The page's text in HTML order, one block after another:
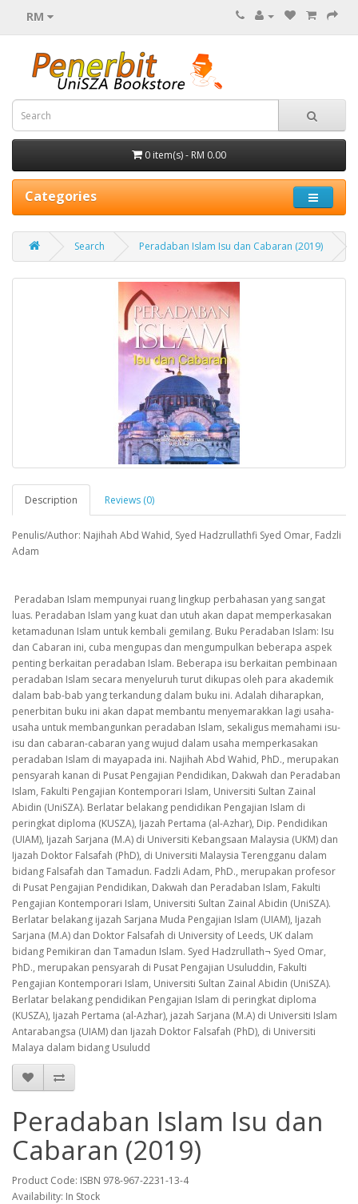
RM
0 item(s) - RM 0.00
Categories
Search Peradaban Islam Isu dan Cabaran (2019)
Description Reviews (0)
Penulis/Author: Najihah Abd Wahid, Syed Hadzrullathfi Syed Omar, Fadzli
Adam
Peradaban Islam mempunyai ruang lingkup perbahasan yang sangat
luas. Peradaban Islam yang kuat dan utuh akan dapat memperkasakan
ketamadunan Islam untuk kembali gemilang. Buku Peradaban Islam: Isu
dan Cabaran ini, cuba mengupas dan mengumpulkan beberapa aspek
penting berkaitan peradaban Islam. Beberapa isu berkaitan pembinaan
peradaban Islam secara menyeluruh turut dikupas oleh para akademik
dalam bab-bab yang terkandung dalam buku ini. Adalah diharapkan,
penerbitan buku ini akan dapat membantu menyemarakkan lagi usaha-
usaha untuk membangunkan peradaban Islam, sekaligus memahami isu-
isu dan cabaran-cabaran yang wujud dalam usaha memperkasakan
peradaban Islam di mayapada ini. Najihah Abd Wahid, PhD., merupakan
pensyarah kanan di Pusat Pengajian Pendidikan, Dakwah dan Peradaban
Islam, Fakulti Pengajian Kontemporari Islam, Universiti Sultan Zainal
Abidin (UniSZA). Berlatar belakang pendidikan Pengajian Islam di
peringkat diploma (KUSZA), Ijazah Pertama (al-Azhar), Dip. Pendidikan
(UIAM), Ijazah Sarjana (M.A) di Universiti Kebangsaan Malaysia (UKM) dan
Ijazah Doktor Falsafah (PhD), di Universiti Malaysia Terengganu dalam
bidang Falsafah dan Tamadun. Fadzli Adam, PhD., merupakan profesor
di Pusat Pengajian Pendidikan, Dakwah dan Peradaban Islam, Fakulti
Pengajian Kontemporari Islam, Universiti Sultan Zainal Abidin (UniSZA).
Berlatar belakang ijazah Sarjana Muda Pengajian Islam (UIAM), Ijazah
Sarjana (M.A) dan Doktor Falsafah di University of Leeds, UK dalam
bidang Pemikiran dan Tamadun Islam. Syed Hadzrullath¬ Syed Omar,
PhD., merupakan pensyarah di Pusat Pengajian Usuluddin, Fakulti
Pengajian Kontemporari Islam, Universiti Sultan Zainal Abidin (UniSZA).
Berlatar belakang pendidikan Pengajian Islam di peringkat diploma
(KUSZA), Ijazah Pertama (al-Azhar), jazah Sarjana (M.A) di Universiti Islam
Antarabangsa (UIAM) dan Ijazah Doktor Falsafah (PhD), di Universiti
Malaya dalam bidang Usuludd
Peradaban Islam Isu dan
Cabaran (2019)
Product Code: ISBN 978-967-2231-13-4
Availability: In Stock